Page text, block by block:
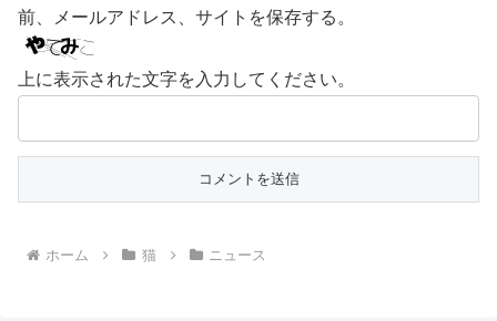
前、メールアドレス、サイトを保存する。
上に表示された文字を入力してください。
ホーム 猫 ニュース